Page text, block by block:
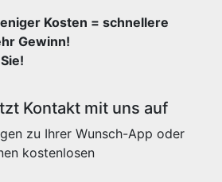
Kosten = schnellere
Gewinn!
Kontakt mit uns auf
zu Ihrer Wunsch-App oder
kostenlosen